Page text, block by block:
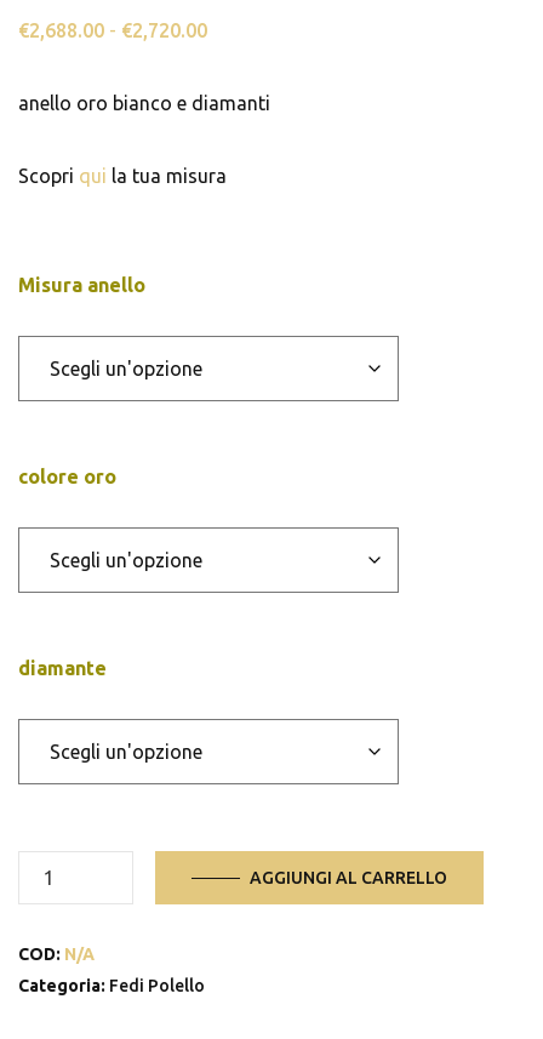
€2,688.00 - €2,720.00
prezzo:
a
anello oro bianco e diamanti
Scopri qui la tua misura
Misura anello
colore oro
diamante
anello
AGGIUNGI AL CARRELLO
COD: N/A
Categoria: Fedi Polello